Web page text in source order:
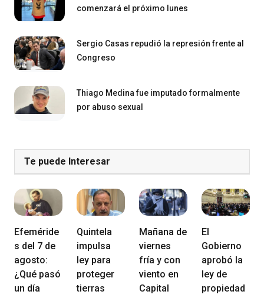
comenzará el próximo lunes
Sergio Casas repudió la represión frente al
Congreso
Thiago Medina fue imputado formalmente
por abuso sexual
Te puede Interesar
Efeméride
s del 7 de
agosto:
¿Qué pasó
un día
Quintela
impulsa
ley para
proteger
tierras
Mañana de
viernes
fría y con
viento en
Capital
El
Gobierno
aprobó la
ley de
propiedad